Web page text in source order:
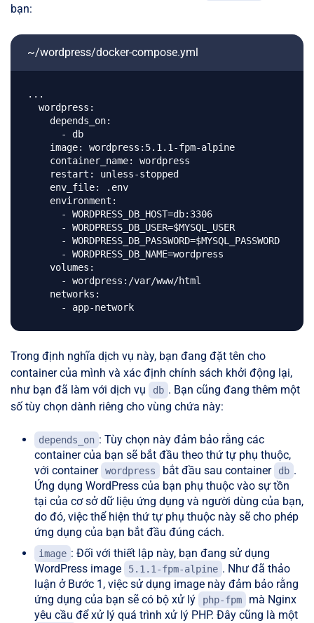
bạn:
~/wordpress/docker-compose.yml
...
Trong định nghĩa dịch vụ này, bạn đang đặt tên cho
container của mình và xác định chính sách khởi động lại,
như bạn đã làm với dịch vụ
db . Bạn cũng đang thêm một
số tùy chọn dành riêng cho vùng chứa này:
depends_on : Tùy chọn này đảm bảo rằng các
container của bạn sẽ bắt đầu theo thứ tự phụ thuộc,
với container wordpress bắt đầu sau container db .
Ứng dụng WordPress của bạn phụ thuộc vào sự tồn
tại của cơ sở dữ liệu ứng dụng và người dùng của bạn,
do đó, việc thể hiện thứ tự phụ thuộc này sẽ cho phép
ứng dụng của bạn bắt đầu đúng cách.
image : Đối với thiết lập này, bạn đang sử dụng
WordPress image
5.1.1-fpm-alpine . Như đã thảo
luận ở Bước 1, việc sử dụng image này đảm bảo rằng
ứng dụng của bạn sẽ có bộ xử lý
php-fpm
mà Nginx
yêu cầu để xử lý quá trình xử lý PHP. Đây cũng là một